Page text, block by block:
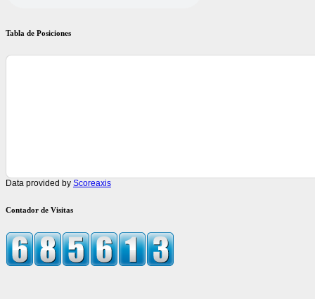
Tabla de Posiciones
Data provided by Scoreaxis
Contador de Visitas